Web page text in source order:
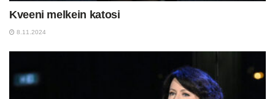
Kveeni melkein katosi
8.11.2024